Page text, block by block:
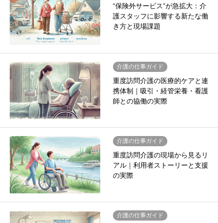
“保険外サービス”が急拡大：介
護スタッフに影響する新たな働
き方と現場課題
介護の仕事ガイド
重度訪問介護の医療的ケアと連
携体制｜吸引・経管栄養・看護
師との協働の実際
介護の仕事ガイド
重度訪問介護の現場から見るリ
アル｜利用者ストーリーと支援
の実際
介護の仕事ガイド